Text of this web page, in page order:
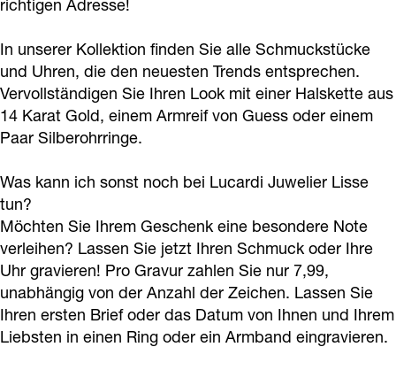
u
w
e
l
e
d
J
u
w
e
l
e
J
u
w
e
l
i
e
r
d
i
J
u
w
e
i
e
r
richtigen Adresse!
In unserer Kollektion finden Sie alle Schmuckstücke
und Uhren, die den neuesten Trends entsprechen.
Vervollständigen Sie Ihren Look mit einer Halskette aus
14 Karat Gold, einem Armreif von Guess oder einem
Paar Silberohrringe.
Was kann ich sonst noch bei Lucardi Juwelier Lisse
tun?
Möchten Sie Ihrem Geschenk eine besondere Note
verleihen? Lassen Sie jetzt Ihren Schmuck oder Ihre
Uhr gravieren! Pro Gravur zahlen Sie nur 7,99,
unabhängig von der Anzahl der Zeichen. Lassen Sie
Ihren ersten Brief oder das Datum von Ihnen und Ihrem
Liebsten in einen Ring oder ein Armband eingravieren.